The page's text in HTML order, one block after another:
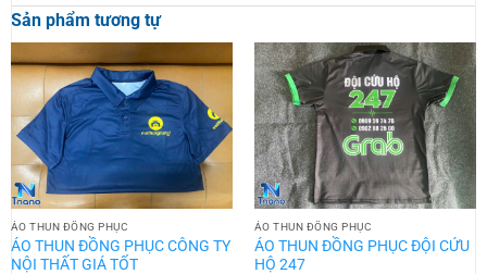
Sản phẩm tương tự
ÁO THUN ĐỒNG PHỤC
ÁO THUN ĐỒNG PHỤC CÔNG TY
NỘI THẤT GIÁ TỐT
ÁO THUN ĐỒNG PHỤC
ÁO THUN ĐỒNG PHỤC ĐỘI CỨU
HỘ 247